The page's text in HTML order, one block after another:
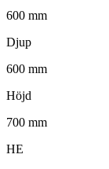
600 mm
Djup
600 mm
Höjd
700 mm
HE